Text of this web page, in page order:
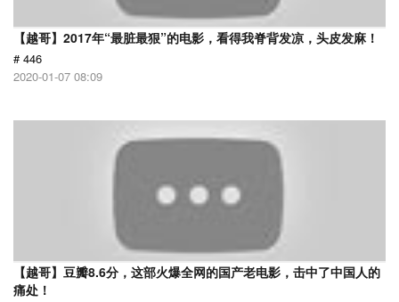
【越哥】2017年“最脏最狠”的电影，看得我脊背发凉，头皮发麻！
# 446
2020-01-07 08:09
【越哥】豆瓣8.6分，这部火爆全网的国产老电影，击中了中国人的
痛处！